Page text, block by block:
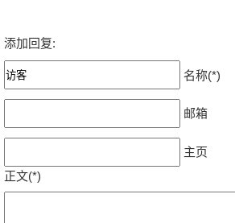
添加回复:
名称(*)
邮箱
主页
正文(*)